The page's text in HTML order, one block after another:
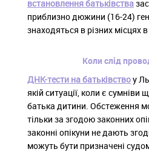
встановлення батьківства
приблизно дюжини (16-24)
знаходяться в різних місцях в
Коли слід
ДНК-тести на батьківствоу
якій ситуації, коли є сумніви
батька дитини. Обстеження
тільки за згодою законних
законні опікуни не дають
можуть бути призначені